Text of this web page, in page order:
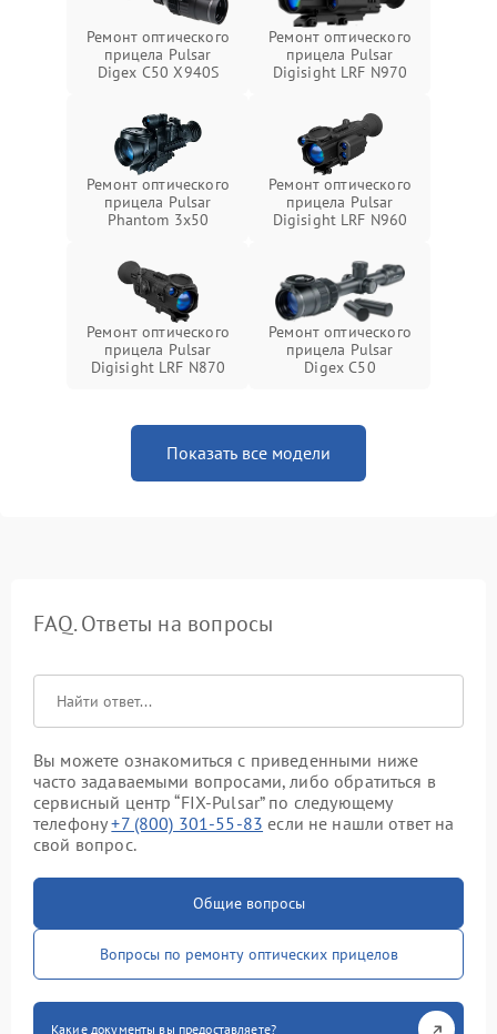
Ремонт оптического
прицела Pulsar
Digex C50 X940S
Ремонт оптического
прицела Pulsar
Digisight LRF N970
Ремонт оптического
прицела Pulsar
Phantom 3x50
Ремонт оптического
прицела Pulsar
Digisight LRF N960
Ремонт оптического
прицела Pulsar
Digisight LRF N870
Ремонт оптического
прицела Pulsar
Digex C50
Показать все модели
FAQ. Ответы на вопросы
Вы можете ознакомиться с приведенными ниже
часто задаваемыми вопросами, либо обратиться в
сервисный центр “FIX-Pulsar” по следующему
телефону+7 (800) 301-55-83 если не нашли ответ на
свой вопрос.
Общие вопросы
Вопросы по ремонту оптических прицелов
Какие документы вы предоставляете?